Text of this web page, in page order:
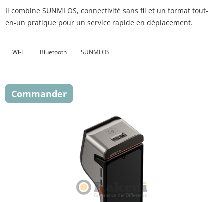
Il combine SUNMI OS, connectivité sans fil et un format tout-
en-un pratique pour un service rapide en déplacement.
Wi-Fi Bluetooth SUNMI OS
Commander